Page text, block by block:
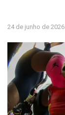
24 de junho de 2026